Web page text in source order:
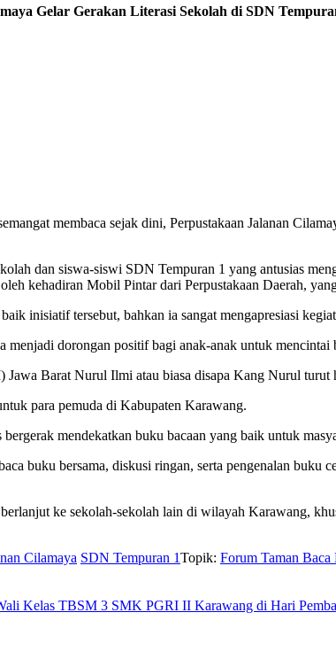
Gelar Gerakan Literasi Sekolah di SDN
membaca sejak dini, Perpustakaan Jalanan
dan siswa-siswi SDN Tempuran 1 yang antusias
kehadiran Mobil Pintar dari Perpustakaan Daerah,
inisiatif tersebut, bahkan ia sangat mengapresiasi
menjadi dorongan positif bagi anak-anak untuk
Barat Nurul Ilmi atau biasa disapa Kang Nurul
para pemuda di Kabupaten Karawang.
mendekatkan buku bacaan yang baik untuk
buku bersama, diskusi ringan, serta pengenalan buku
ke sekolah-sekolah lain di wilayah Karawang,
Cilamaya SDN Tempuran 1Topik: Forum Taman Baca
Kelas TBSM 3 SMK PGRI II Karawang di Hari